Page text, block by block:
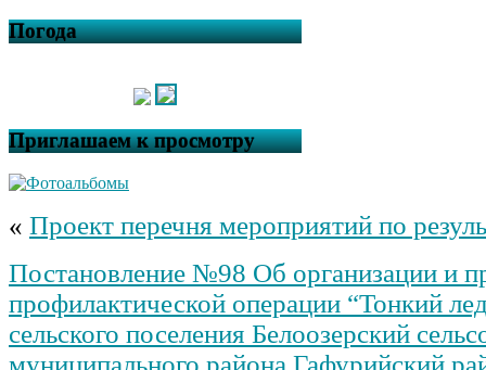
Погода
Приглашаем к просмотру
« Проект перечня мероприятий по
Постановление №98 Об организации и
профилактической операции “Тонкий
сельского поселения Белоозерский
муниципального района Гафурийский